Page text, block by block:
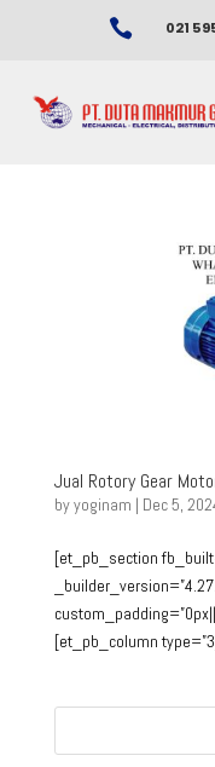
 021
Jual Rotory Gear
byyoginam | Dec 5,
[et_pb_section
[et_pb_column